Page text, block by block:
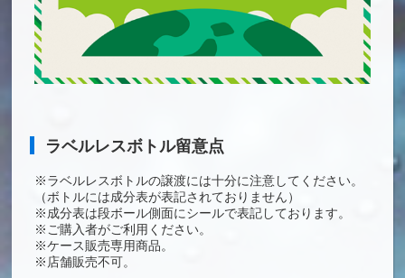
ラベルレスボトル留意点
※ラベルレスボトルの譲渡には十分に注意してください。
（ボトルには成分表が表記されておりません）
※成分表は段ボール側面にシールで表記しております。
※ご購入者がご利用ください。
※ケース販売専用商品。
※店舗販売不可。